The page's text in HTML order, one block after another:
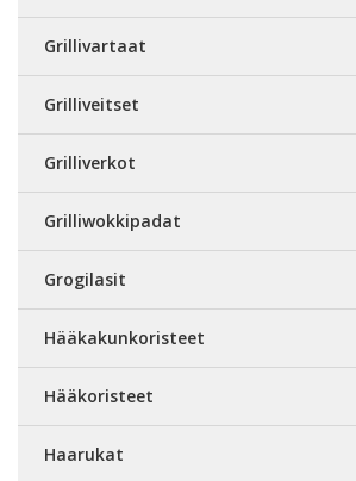
Grillivartaat
Grilliveitset
Grilliverkot
Grilliwokkipadat
Grogilasit
Hääkakunkoristeet
Hääkoristeet
Haarukat